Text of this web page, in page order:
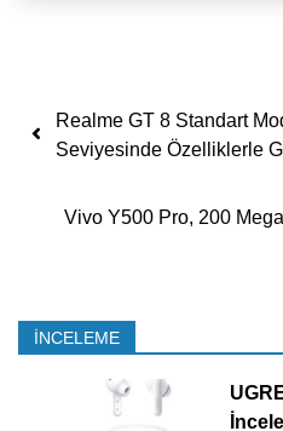
Yazı dolaşımı
Realme GT 8 Standart
Seviyesinde Özelliklerle
Vivo Y500 Pro, 200
İNCELEME